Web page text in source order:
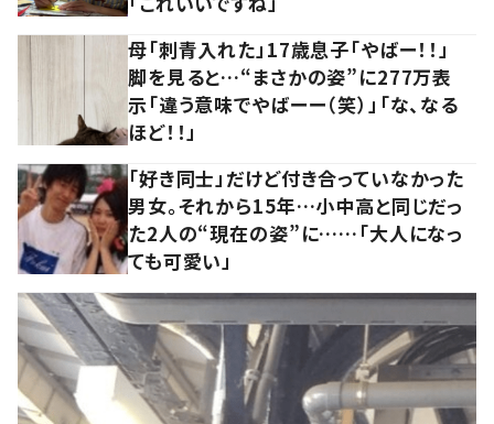
母「刺青入れた」17歳息子「やばー！！」
脚を見ると…“まさかの姿”に277万表
示「違う意味でやばーー（笑）」「な、なる
ほど！！」
「好き同士」だけど付き合っていなかった
男女。それから15年…小中高と同じだっ
た2人の“現在の姿”に……「大人になっ
ても可愛い」